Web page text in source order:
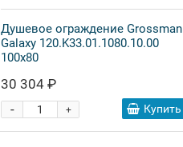
Душевое ограждение Grossman
Galaxy 120.K33.01.1080.10.00
100x80
30 304 ₽
+
- Купить